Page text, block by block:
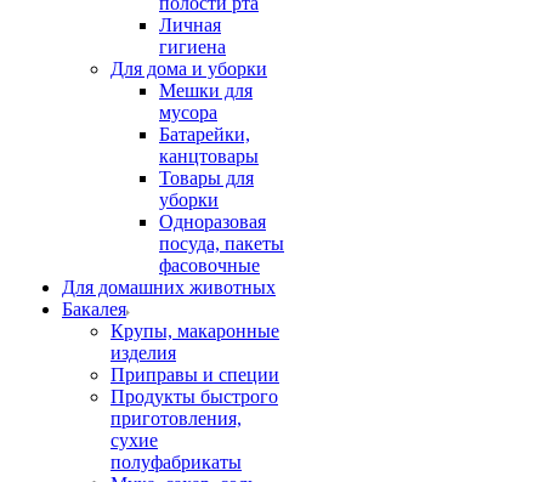
Личная
гигиена
Для дома и уборки
Мешки для
мусора
Батарейки,
канцтовары
Товары для
уборки
Одноразовая
посуда, пакеты
фасовочные
Для домашних животных
Бакалея
Крупы, макаронные
изделия
Приправы и специи
Продукты быстрого
приготовления,
сухие
полуфабрикаты